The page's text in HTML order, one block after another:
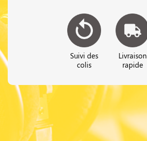
Suivi des
colis
Livraison
rapide